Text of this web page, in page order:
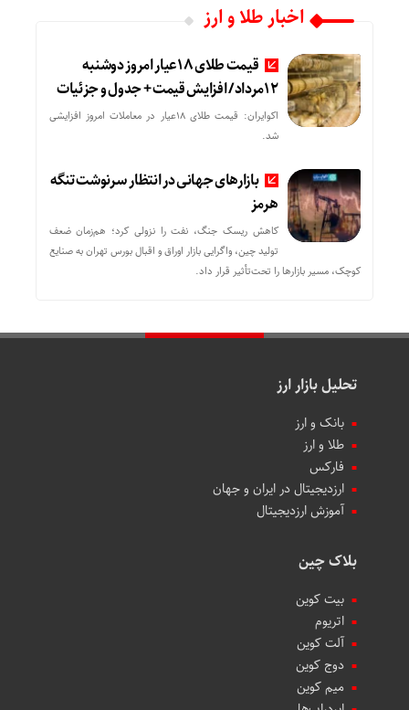
اخبار طلا و ارز
قیمت طلای 18عیار امروز دوشنبه
12مرداد/ افزایش قیمت + جدول و جزئیات
اکوایران: قیمت طلای 18عیار در معاملات امروز افزایشی
شد.
بازارهای جهانی در انتظار سرنوشت تنگه
هرمز
کاهش ریسک جنگ، نفت را نزولی کرد؛ هم‌زمان ضعف
تولید چین، واگرایی بازار اوراق و اقبال بورس تهران به صنایع
کوچک، مسیر بازارها را تحت‌تأثیر قرار داد.
تحلیل بازار ارز
بانک و ارز
طلا و ارز
فارکس
ارزدیجیتال در ایران و جهان
آموزش ارزدیجیتال
بلاک چین
بیت کوین
اتریوم
آلت کوین
دوج کوین
میم کوین‌